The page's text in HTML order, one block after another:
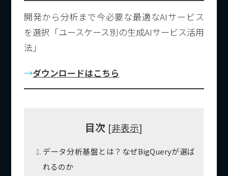
開発から分析まで今必要な最適なAIサービス
を選択「ユースケース別の生成AIサービス活用
法」
→ダウンロードはこちら
目次 [非表示]
データ分析基盤とは？なぜBigQueryが選ば
れるのか